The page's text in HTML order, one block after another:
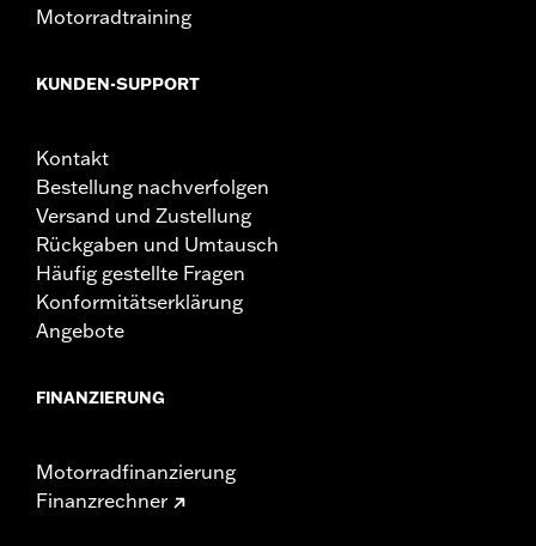
Motorradtraining
KUNDEN-SUPPORT
Kontakt
Bestellung nachverfolgen
Versand und Zustellung
Rückgaben und Umtausch
Häufig gestellte Fragen
Konformitätserklärung
Angebote
FINANZIERUNG
Motorradfinanzierung
Finanzrechner